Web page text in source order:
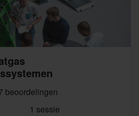
beoordelingen
1 sessie